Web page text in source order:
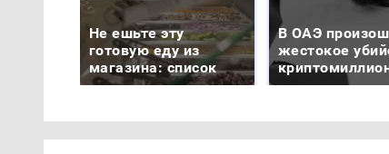
Не ешьте эту
готовую еду из
магазина: список
В ОАЭ
жестокое